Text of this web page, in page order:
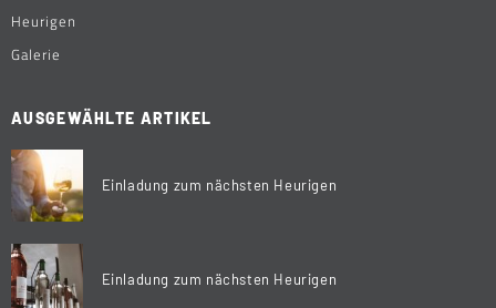
Heurigen
Galerie
AUSGEWÄHLTE ARTIKEL
Einladung zum nächsten Heurigen
Einladung zum nächsten Heurigen